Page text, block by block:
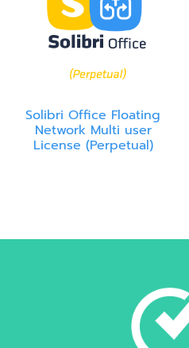
Solibri Office Floating
Network Multi user
License (Perpetual)